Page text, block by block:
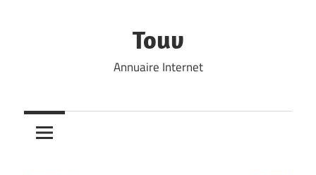
Touv
Annuaire Internet